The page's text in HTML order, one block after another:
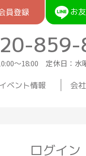
員登録 お
859-
〜18:00 定休日：水
イベント情報 会
ログイン